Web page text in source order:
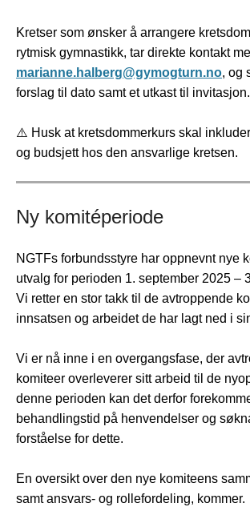
Kretser som ønsker å arrangere
rytmisk gymnastikk, tar direkte kontakt
marianne.halberg@gymogturn.no, og
forslag til dato samt et utkast til invitasjon.
⚠️ Husk at kretsdommerkurs skal
og budsjett hos den ansvarlige kretsen.
Ny komitéperiode
NGTFs forbundsstyre har oppnevnt nye
utvalg for perioden 1. september 2025 –
Vi retter en stor takk til de avtroppende
innsatsen og arbeidet de har lagt ned i
Vi er nå inne i en overgangsfase, der
komiteer overleverer sitt arbeid til de
denne perioden kan det derfor
behandlingstid på henvendelser og
forståelse for dette.
En oversikt over den nye komiteens
samt ansvars- og rollefordeling, kommer.